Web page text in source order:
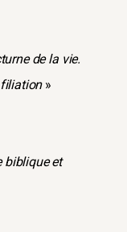
de la vie.
filiation»
biblique et